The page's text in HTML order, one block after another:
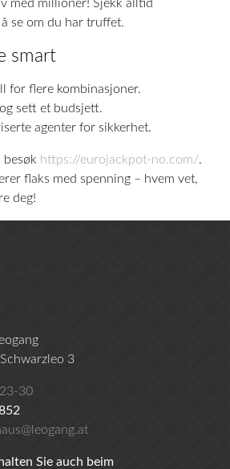
med millioner! Sjekk alltid
se om du har truffet.
smart
for flere kombinasjoner.
sett et budsjett.
agenter for sikkerhet.
besøk https://eurojackpot-no.com/.
flaks med spenning – hvem vet,
deg!
3
30
Sie auch beim